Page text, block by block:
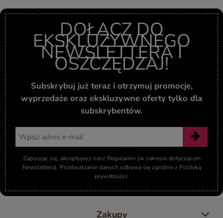
DOŁĄCZ DO
EKSKLUZYWNEGO
NEWSLETTERA I
OSZCZĘDZAJ!
Subskrybuj już teraz i otrzymuj promocje,
wyprzedaże oraz ekskluzywne oferty tylko dla
subskrybentów.
Zapisując się, akceptujesz nasz Regulamin (w zakresie dotyczącym
Newslettera). Przetwarzanie danych odbywa się zgodnie z Polityką
prywatności.
Zakupy